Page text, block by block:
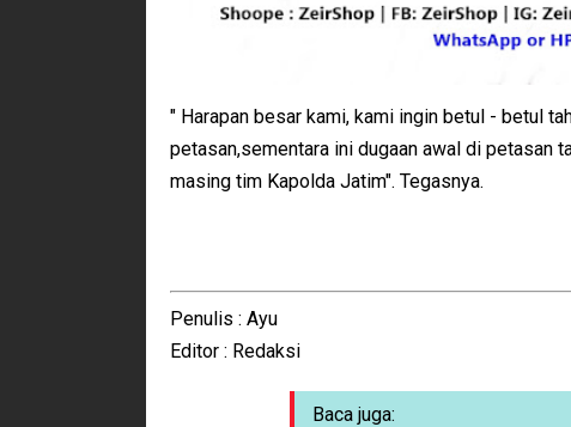
" Harapan besar kami, kami ingin betul - betul
petasan,sementara ini dugaan awal di petasan
masing tim Kapolda Jatim". Tegasnya.
Penulis : Ayu
Editor : Redaksi
Baca juga: